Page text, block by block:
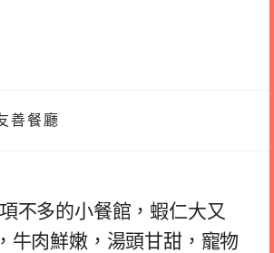
善餐廳
不多的小餐館，蝦仁大又
牛肉鮮嫩，湯頭甘甜，寵物